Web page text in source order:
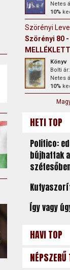
Netes
10%
Szörényi
Szörényi 80
Könyv
Bolti
Netes
10%
HETI TOP
Politico:
bújhattak
Így vagy
HAVI TOP